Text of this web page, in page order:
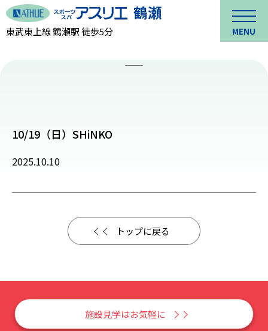
東武東上線 鶴瀬駅 徒歩5分 MENU
10/19（日）SHiNKO
2025.10.10
トップに戻る
施設見学はお気軽に